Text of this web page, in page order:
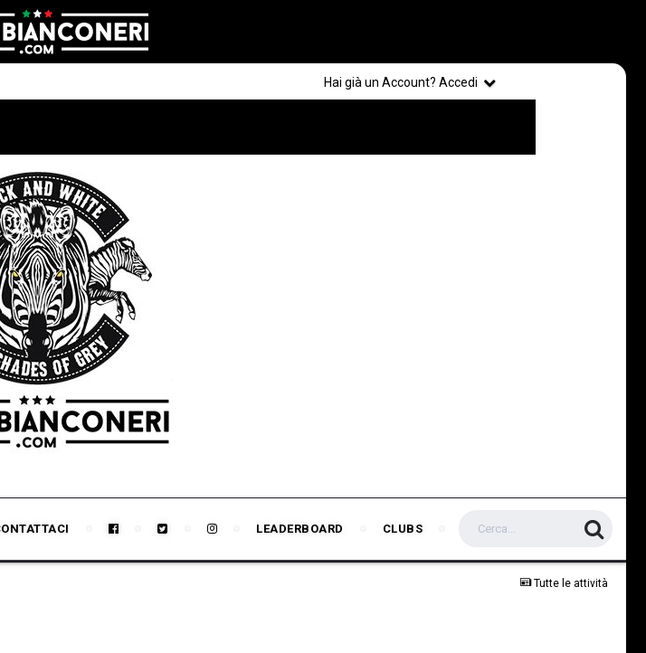
Hai già un Account? Accedi
LEADERBOARD CLUBS
Tutte le attività